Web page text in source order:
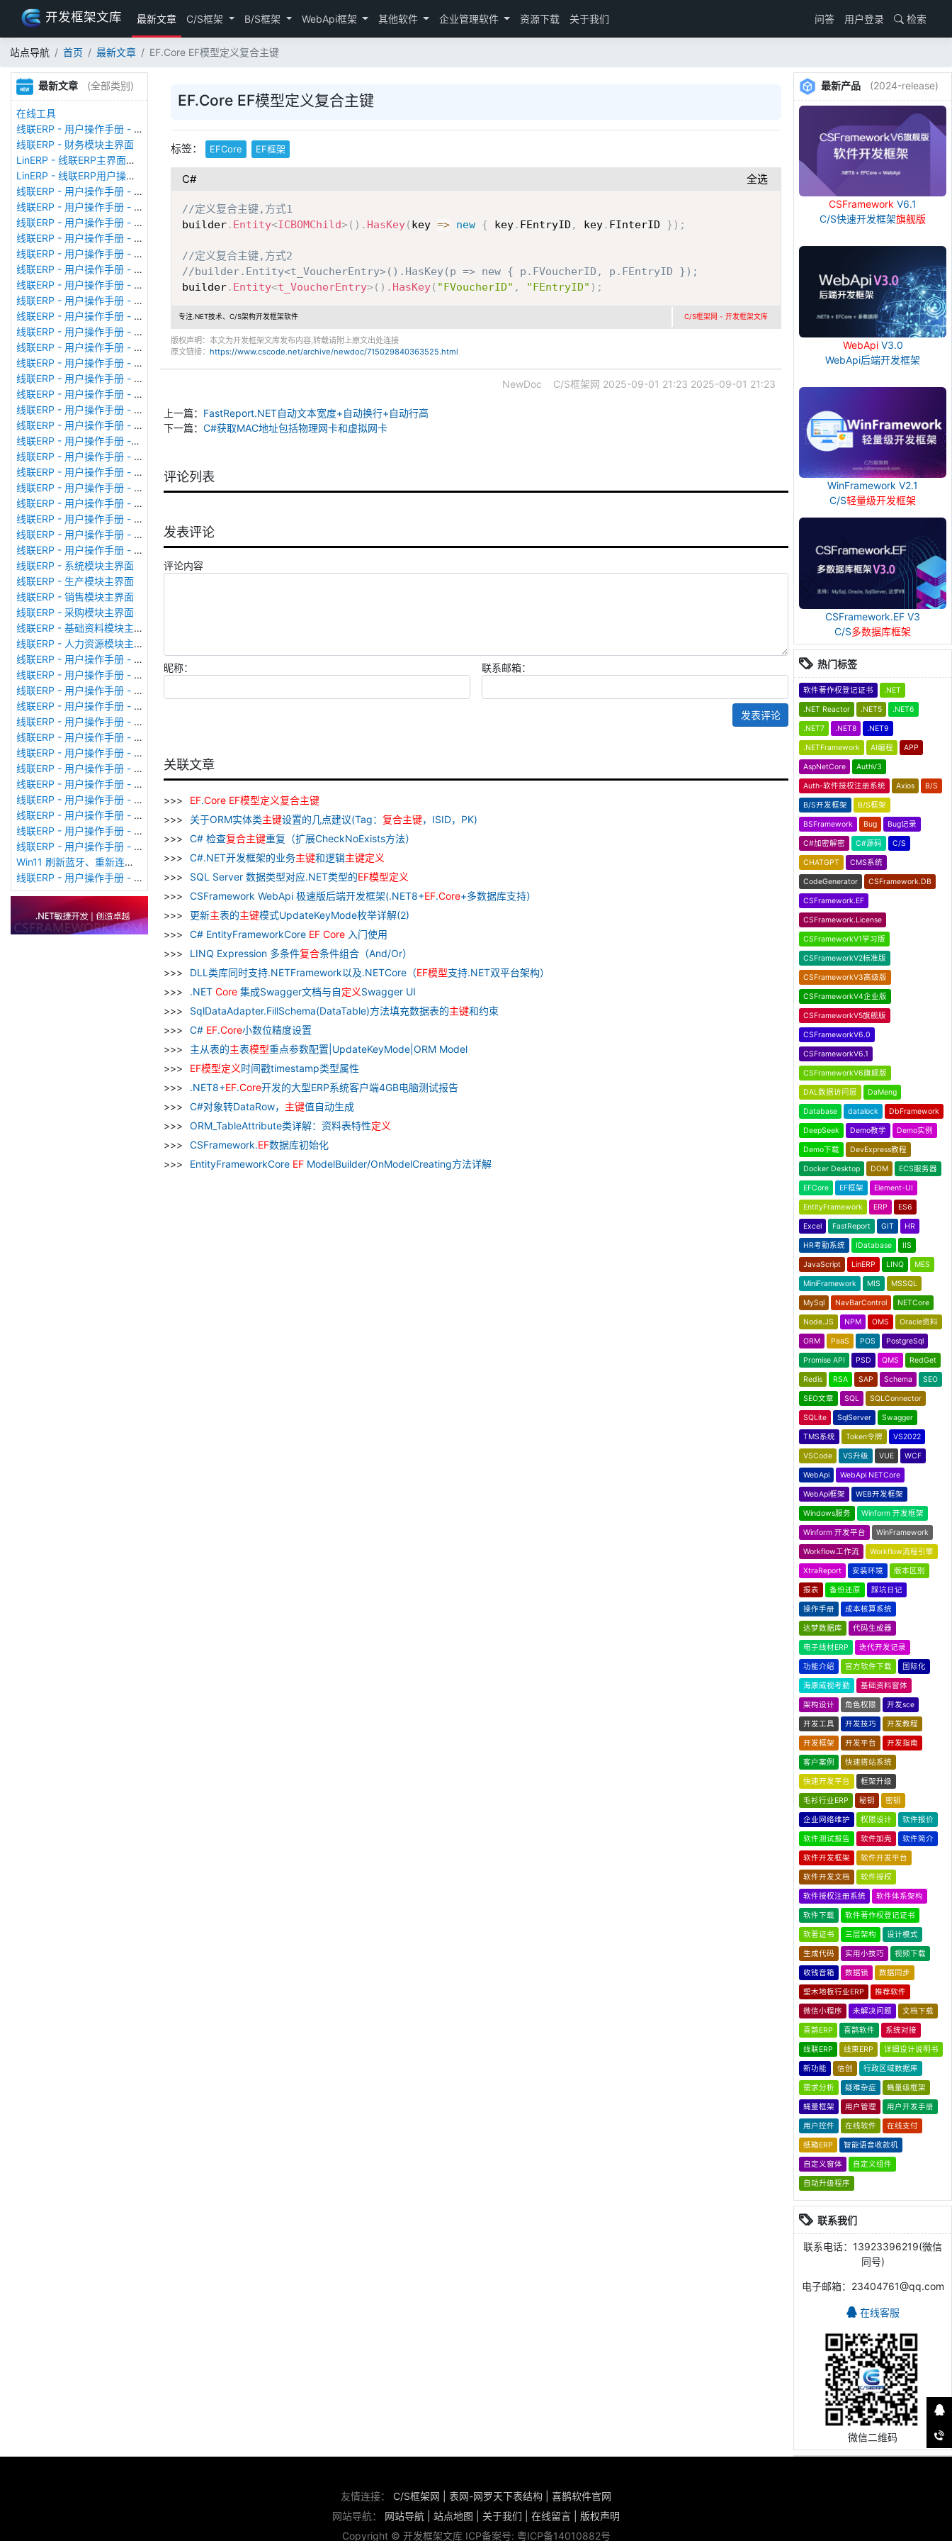
开发框架文库 最新文章 C/S框架 B/S框架 WebApi框架 其他软件 企业管理软件 资源下载 关于我们 问答 用户登录 检索
站点导航 首页 最新文章 EF.Core EF模型定义复合主键
最新文章 (全部类别)
在线工具
线联ERP - 用户操作手册 - 存货期初
线联ERP - 财务模块主界面
LinERP - 线联ERP主界面（HOME）
LinERP - 线联ERP用户操作手册 - 系统登陆
线联ERP - 用户操作手册 - 查看在线用户
线联ERP - 用户操作手册 - 数据备份
线联ERP - 用户操作手册 - 工厂管理
线联ERP - 用户操作手册 - 帐套管理
线联ERP - 用户操作手册 - 语种设置
线联ERP - 用户操作手册 - 国际化多语言
线联ERP - 用户操作手册 - 报表管理
线联ERP - 用户操作手册 - 字段名管理
线联ERP - 用户操作手册 - 模块管理
线联ERP - 用户操作手册 - 广播消息
线联ERP - 用户操作手册 - 审计日志
线联ERP - 用户操作手册 - 公司资料设置
线联ERP - 用户操作手册 - 系统参数设置
线联ERP - 用户操作手册 - 单据类型
线联ERP - 用户操作手册 - 号码规则
线联ERP - 用户操作手册 - 功能菜单
线联ERP - 用户操作手册 -分配临时角色
线联ERP - 用户操作手册 - 组织架构
线联ERP - 用户操作手册 - 用户管理
线联ERP - 用户操作手册 - 角色/岗位管理
线联ERP - 用户操作手册 - 暂估入库明细表
线联ERP - 用户操作手册 - 物料收发明细表
线联ERP - 用户操作手册 - 即时库存余额表
线联ERP - 用户操作手册 - 库存账龄分析表
线联ERP - 系统模块主界面
线联ERP - 生产模块主界面
线联ERP - 销售模块主界面
线联ERP - 采购模块主界面
线联ERP - 基础资料模块主界面
线联ERP - 人力资源模块主界面
线联ERP - 用户操作手册 - 个人考勤报表（横向）
线联ERP - 用户操作手册 - 部门考勤报表
线联ERP - 用户操作手册 - 个人考勤报表
线联ERP - 用户操作手册 - 考勤计算
线联ERP - 用户操作手册 - 节假日管理
线联ERP - 用户操作手册 - 请假管理
线联ERP - 用户操作手册 - 补卡管理
线联ERP - 用户操作手册 - 考勤设备管理
线联ERP - 用户操作手册 - 考勤参数配置
线联ERP - 用户操作手册 - 考勤设备绑定
线联ERP - 用户操作手册 - 员工档案
线联ERP - 用户操作手册 - 班次管理
线联ERP - 用户操作手册 - 排班管理
Win11 刷新蓝牙、重新连接蓝牙音响
线联ERP - 用户操作手册 - 成品入库单
EF.Core EF模型定义复合主键
标签： EFCore EF框架
C# 全选
//定义复合主键,方式1
builder. Entity<ICBOMChild>( ) . HasKey( key => new { key. FEntryID , key. FInterID } ) ;
//定义复合主键,方式2
//builder.Entity<t_VoucherEntry>().HasKey(p => new { p.FVoucherID, p.FEntryID });
builder. Entity<t_VoucherEntry>( ) . HasKey( "FVoucherID" , "FEntryID" ) ;
专注.NET技术、C/S架构开发框架软件 C/S框架网 - 开发框架文库
版权声明：本文为开发框架文库发布内容,转载请附上原文出处连接
原文链接： https://www.cscode.net/archive/newdoc/715029840363525.html
NewDoc C/S框架网 2025-09-01 21:23 2025-09-01 21:23
上一篇： FastReport.NET自动文本宽度+自动换行+自动行高
下一篇： C#获取MAC地址包括物理网卡和虚拟网卡
评论列表
发表评论
评论内容
昵称： 联系邮箱：
发表评论
关联文章
EF.Core EF模型定义复合主键
关于ORM实体类主键设置的几点建议(Tag： 复合主键，ISID，PK)
C# 检查复合主键重复（扩展CheckNoExists方法）
C#.NET开发框架的业务主键和逻辑主键定义
SQL Server 数据类型对应.NET类型的EF模型定义
CSFramework WebApi 极速版后端开发框架(.NET8+EF.Core+多数据库支持）
更新主表的主键模式UpdateKeyMode枚举详解(2)
C# EntityFrameworkCore EF Core 入门使用
LINQ Expression 多条件复合条件组合（And/Or）
DLL类库同时支持.NETFramework以及.NETCore（EF模型支持.NET双平台架构）
.NET Core 集成Swagger文档与自定义Swagger UI
SqlDataAdapter.FillSchema(DataTable)方法填充数据表的主键和约束
C# EF.Core小数位精度设置
主从表的主表模型重点参数配置|UpdateKeyMode|ORM Model
EF模型定义时间戳timestamp类型属性
.NET8+EF.Core开发的大型ERP系统客户端4GB电脑测试报告
C#对象转DataRow， 主键值自动生成
ORM_TableAttribute类详解：资料表特性定义
CSFramework.EF数据库初始化
EntityFrameworkCore EF ModelBuilder/OnModelCreating方法详解
最新产品 (2024-release)
CSFramework V6.1
C/S快速开发框架旗舰版
WebApiV3.0
WebApi后端开发框架
WinFramework V2.1
C/S轻量级开发框架
CSFramework.EF V3
C/S多数据库框架
热门标签
软件著作权登记证书 .NET
.NET Reactor .NET5 .NET6
.NET7 .NET8 .NET9
.NETFramework AI编程 APP
AspNetCore AuthV3
Auth-软件授权注册系统 Axios B/S
B/S开发框架 B/S框架
BSFramework Bug Bug记录
C#加密解密 C#源码 C/S
CHATGPT CMS系统
CodeGenerator CSFramework.DB
CSFramework.EF
CSFramework.License
CSFrameworkV1学习版
CSFrameworkV2标准版
CSFrameworkV3高级版
CSFrameworkV4企业版
CSFrameworkV5旗舰版
CSFrameworkV6.0
CSFrameworkV6.1
CSFrameworkV6旗舰版
DAL数据访问层 DaMeng
Database datalock DbFramework
DeepSeek Demo教学 Demo实例
Demo下载 DevExpress教程
Docker Desktop DOM ECS服务器
EFCore EF框架 Element-UI
EntityFramework ERP ES6
Excel FastReport GIT HR
HR考勤系统 IDatabase IIS
JavaScript LinERP LINQ MES
MiniFramework MIS MSSQL
MySql NavBarControl NETCore
Node.JS NPM OMS Oracle资料
ORM PaaS POS PostgreSql
Promise API PSD QMS RedGet
Redis RSA SAP Schema SEO
SEO文章 SQL SQLConnector
SQLite SqlServer Swagger
TMS系统 Token令牌 VS2022
VSCode VS升级 VUE WCF
WebApi WebApi NETCore
WebApi框架 WEB开发框架
Windows服务 Winform 开发框架
Winform 开发平台 WinFramework
Workflow工作流 Workflow流程引擎
XtraReport 安装环境 版本区别
报表 备份还原 踩坑日记
操作手册 成本核算系统
达梦数据库 代码生成器
电子线材ERP 迭代开发记录
功能介绍 官方软件下载 国际化
海康威视考勤 基础资料窗体
架构设计 角色权限 开发sce
开发工具 开发技巧 开发教程
开发框架 开发平台 开发指南
客户案例 快速搭站系统
快速开发平台 框架升级
毛衫行业ERP 秘钥 密钥
企业网络维护 权限设计 软件报价
软件测试报告 软件加壳 软件简介
软件开发框架 软件开发平台
软件开发文档 软件授权
软件授权注册系统 软件体系架构
软件下载 软件著作权登记证书
软著证书 三层架构 设计模式
生成代码 实用小技巧 视频下载
收钱音箱 数据锁 数据同步
塑木地板行业ERP 推荐软件
微信小程序 未解决问题 文档下载
喜鹊ERP 喜鹊软件 系统对接
线联ERP 线束ERP 详细设计说明书
新功能 信创 行政区域数据库
需求分析 疑难杂症 蝇量级框架
蝇量框架 用户管理 用户开发手册
用户控件 在线软件 在线支付
纸箱ERP 智能语音收款机
自定义窗体 自定义组件
自动升级程序
联系我们
联系电话：13923396219(微信
同号)
电子邮箱：23404761@qq.com
在线客服
微信二维码
友情连接： C/S框架网 表网-网罗天下表结构
喜鹊软件官网
网站导航： 网站导航 站点地图 关于我们 在线留言
版权声明
Copyright © 开发框架文库 ICP备案号: 粤ICP备14010882号